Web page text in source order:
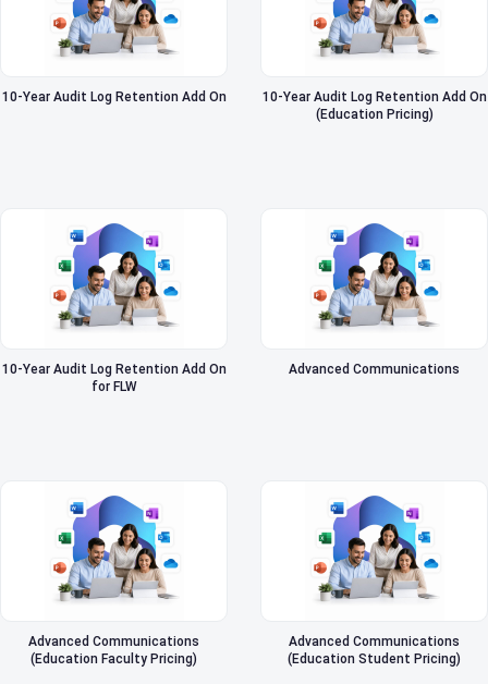
10-Year Audit Log Retention Add On
10-Year Audit Log Retention Add On
(Education Pricing)
10-Year Audit Log Retention Add On
for FLW
Advanced Communications
Advanced Communications
(Education Faculty Pricing)
Advanced Communications
(Education Student Pricing)